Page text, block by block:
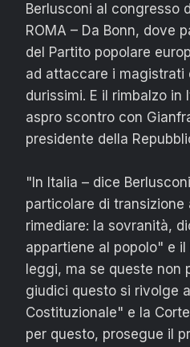
Berlusconi al congresso
ROMA – Da Bonn, dove
del Partito popolare
ad attaccare i magistrati
durissimi. E il rimbalzo in
aspro scontro con
presidente della
"In Italia – dice
particolare di transizione
rimediare: la sovranità,
appartiene al popolo" e
leggi, ma se queste non
giudici questo si rivolge
Costituzionale" e la
per questo, prosegue il